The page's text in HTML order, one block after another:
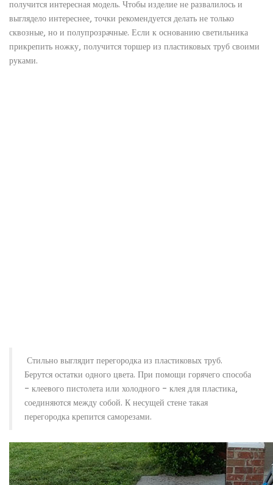
получится интересная модель. Чтобы изделие не развалилось и
выглядело интереснее, точки рекомендуется делать не только
сквозные, но и полупрозрачные. Если к основанию светильника
прикрепить ножку, получится торшер из пластиковых труб своими
руками.
Стильно выглядит перегородка из пластиковых труб.
Берутся остатки одного цвета. При помощи горячего способа
– клеевого пистолета или холодного – клея для пластика,
соединяются между собой. К несущей стене такая
перегородка крепится саморезами.